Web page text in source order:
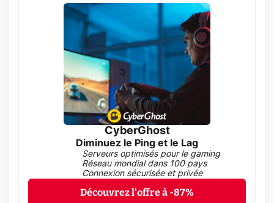
CyberGhost
Diminuez le Ping et le Lag
Serveurs optimisés pour le gaming
Réseau mondial dans 100 pays
Connexion sécurisée et privée
Découvrez l'offre à -87%